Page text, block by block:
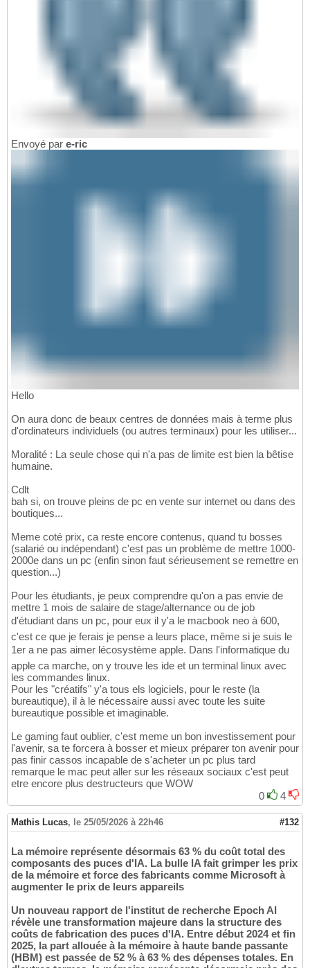
Envoyé par e-ric
Hello
On aura donc de beaux centres de données mais à terme plus
d'ordinateurs individuels (ou autres terminaux) pour les utiliser...
Moralité : La seule chose qui n'a pas de limite est bien la bêtise
humaine.
Cdlt
bah si, on trouve pleins de pc en vente sur internet ou dans des
boutiques...
Meme coté prix, ca reste encore contenus, quand tu bosses
(salarié ou indépendant) c'est pas un problème de mettre 1000-
2000e dans un pc (enfin sinon faut sérieusement se remettre en
question...)
Pour les étudiants, je peux comprendre qu'on a pas envie de
mettre 1 mois de salaire de stage/alternance ou de job
d'étudiant dans un pc, pour eux il y'a le macbook neo à 600,
c'est ce que je ferais je pense a leurs place, même si je suis le
1er a ne pas aimer lécosystème apple. Dans l'informatique du
apple ca marche, on y trouve les ide et un terminal linux avec
les commandes linux.
Pour les "créatifs" y'a tous els logiciels, pour le reste (la
bureautique), il à le nécessaire aussi avec toute les suite
bureautique possible et imaginable.
Le gaming faut oublier, c'est meme un bon investissement pour
l'avenir, sa te forcera à bosser et mieux préparer ton avenir pour
pas finir cassos incapable de s'acheter un pc plus tard
remarque le mac peut aller sur les réseaux sociaux c'est peut
etre encore plus destructeurs que WOW
0
4
Mathis Lucas, le 25/05/2026 à 22h46 #132
La mémoire représente désormais 63 % du coût total des
composants des puces d'IA. La bulle IA fait grimper les prix
de la mémoire et force des fabricants comme Microsoft à
augmenter le prix de leurs appareils
Un nouveau rapport de l'institut de recherche Epoch AI
révèle une transformation majeure dans la structure des
coûts de fabrication des puces d'IA. Entre début 2024 et fin
2025, la part allouée à la mémoire à haute bande passante
(HBM) est passée de 52 % à 63 % des dépenses totales. En